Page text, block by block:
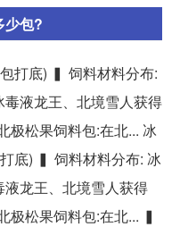
少包?
打底) ▍ 饲料材料分布:
液龙王、北境雪人获得
极松果饲料包:在北... 冰
底) ▍ 饲料材料分布: 冰
龙王、北境雪人获得
极松果饲料包:在北... ▍